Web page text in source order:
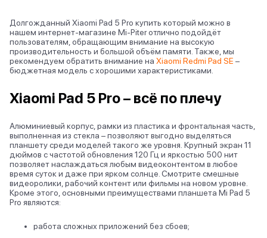
Долгожданный Xiaomi Pad 5 Pro купить который можно в
нашем интернет-магазине Mi-Piter отлично подойдёт
пользователям, обращающим внимание на высокую
производительность и большой объём памяти. Также, мы
рекомендуем обратить внимание на Xiaomi Redmi Pad SE –
бюджетная модель с хорошими характеристиками.
Xiaomi Pad 5 Pro – всё по плечу
Алюминиевый корпус, рамки из пластика и фронтальная часть,
выполненная из стекла – позволяют выгодно выделяться
планшету среди моделей такого же уровня. Крупный экран 11
дюймов с частотой обновления 120 Гц и яркостью 500 нит
позволяет наслаждаться любым видеоконтентом в любое
время суток и даже при ярком солнце. Смотрите смешные
видеоролики, рабочий контент или фильмы на новом уровне.
Кроме этого, основными преимуществами планшета Mi Pad 5
Pro являются:
работа сложных приложений без сбоев;